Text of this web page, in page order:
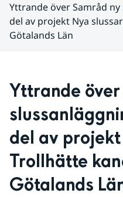
Yttrande över Samråd
del av projekt Nya
Götalands Län
Yttrande
del av
Trollhätte
Götalands